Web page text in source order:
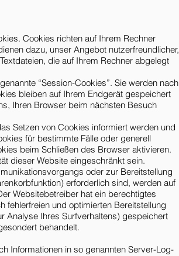
Cookies richten auf Ihrem Rechner
dazu, unser Angebot nutzerfreundlicher,
die auf Ihrem Rechner abgelegt
“Session-Cookies”. Sie werden nach
bleiben auf Ihrem Endgerät gespeichert
Ihren Browser beim nächsten Besuch
Setzen von Cookies informiert werden und
für bestimmte Fälle oder generell
beim Schließen des Browser aktivieren.
dieser Website eingeschränkt sein.
oder zur Bereitstellung
erforderlich sind, werden auf
Websitebetreiber hat ein berechtigtes
fehlerfreien und optimierten Bereitstellung
Analyse Ihres Surfverhaltens) gespeichert
behandelt.
Informationen in so genannten Server-Log-